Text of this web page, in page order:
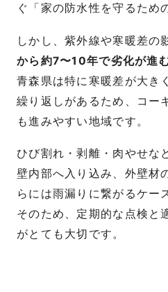
ぐ「家の防水性を守るため
しかし、紫外線や寒暖差の
から約7〜10年で劣化が進
青森県は特に寒暖差が大き
繰り返しがあるため、コー
も進みやすい地域です。
ひび割れ・剥離・肉やせな
壁内部へ入り込み、外壁材
らには雨漏りに繋がるケー
そのため、定期的な点検と
がとても大切です。